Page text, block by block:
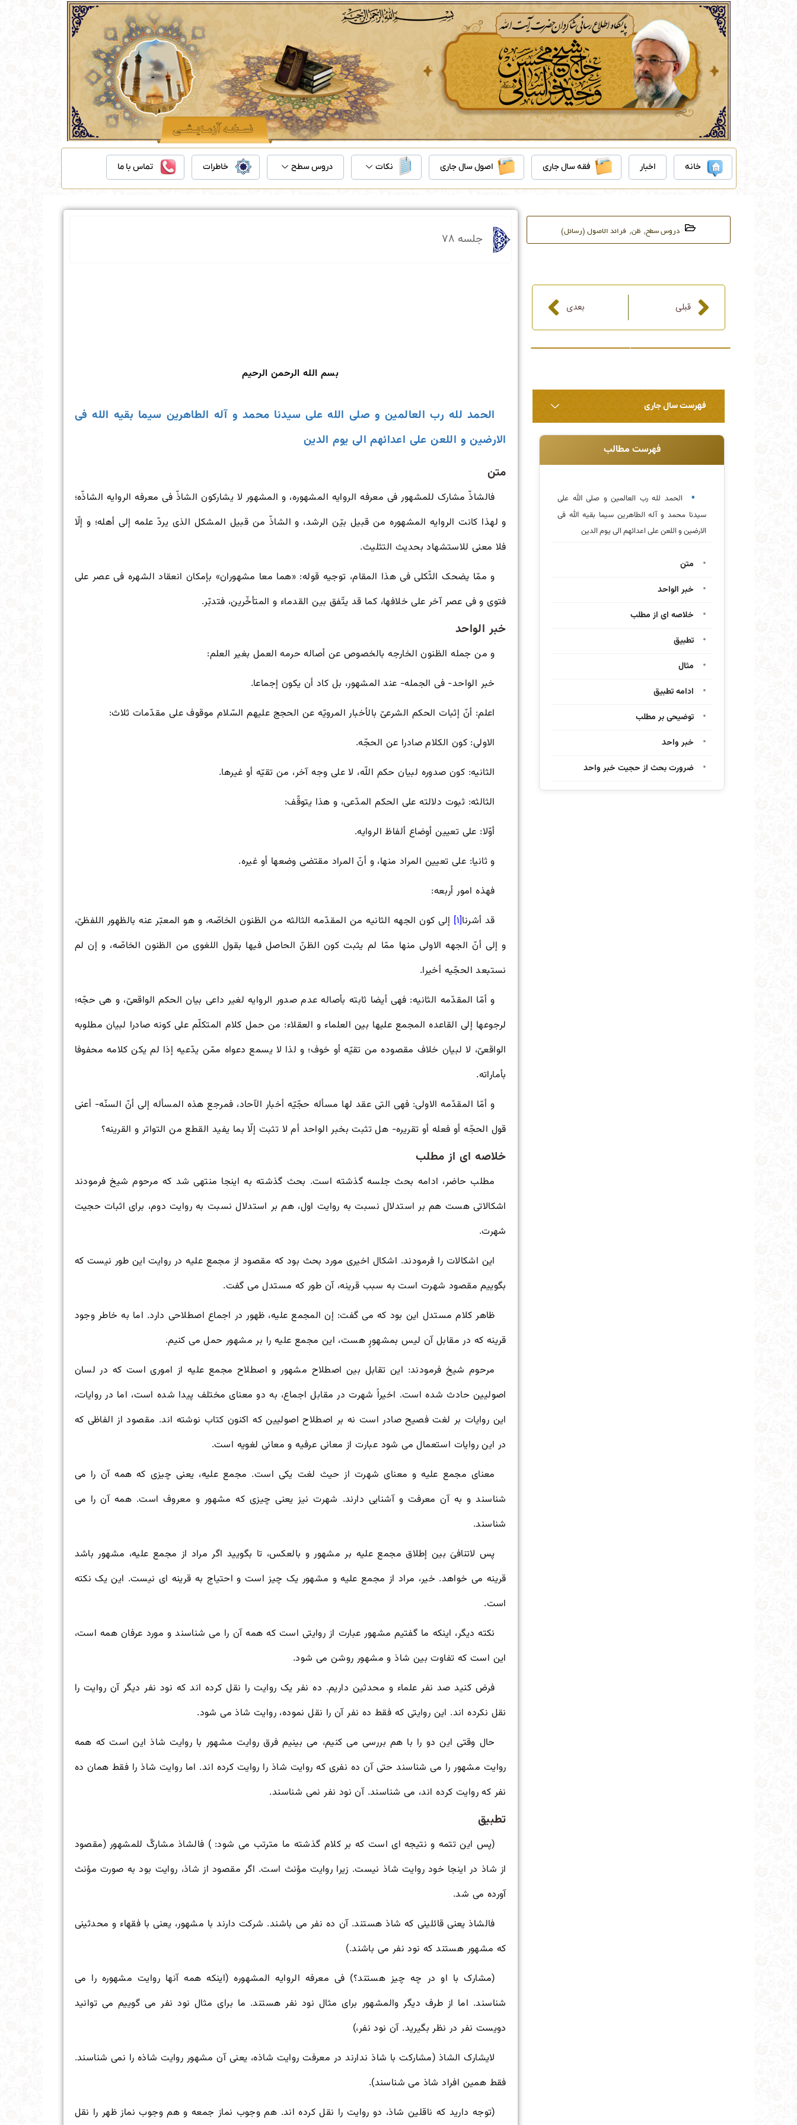
خانه اخبار فقه سال جاری اصول سال جاری نکات دروس سطح خاطرات تماس با ما
دروس سطح, ظن, فرائد الاصول (رسائل)
قبلی
قبلی بعدی
بعدی
فهرست سال جاری
فهرست مطالب
الحمد لله رب العالمین و صلی الله علی
سیدنا محمد و آله الطاهرین سیما بقیه الله فی
الارضین و اللعن علی اعدائهم الی یوم الدین
متن
خبر الواحد
خلاصه ای از مطلب
تطبیق
مثال
ادامه تطبیق
توضیحی بر مطلب
خبر واحد
ضرورت بحث از حجیت خبر واحد
سه جهت برای استنباط حکم شرعی از
جلسه ۷۸
بسم الله الرحمن الرحیم
الحمد لله رب العالمین و صلی الله علی سیدنا محمد و آله الطاهرین سیما بقیه الله فی
الارضین و اللعن علی اعدائهم الی یوم الدین
متن
فالشاذّ مشارک للمشهور فی معرفه الروایه المشهوره، و المشهور لا یشارکون‌ الشاذّ فی معرفه الروایه الشاذّه؛
و لهذا کانت الروایه المشهوره من قبیل بیّن الرشد، و الشاذّ من قبیل المشکل الذی یردّ علمه إلى أهله؛ و إلّا
فلا معنى للاستشهاد بحدیث التثلیث.
و ممّا یضحک الثّکلى فی هذا المقام، توجیه قوله: «هما معا مشهوران» بإمکان انعقاد الشهره فی عصر على
فتوى و فی عصر آخر على خلافها، کما قد یتّفق بین القدماء و المتأخّرین، فتدبّر.
خبر الواحد
و من جمله الظنون الخارجه بالخصوص عن أصاله حرمه العمل بغیر العلم:
خبر الواحد- فی الجمله- عند المشهور، بل کاد أن یکون إجماعا.
اعلم: أنّ إثبات الحکم الشرعیّ بالأخبار المرویّه عن الحجج علیهم السّلام‌ موقوف على مقدّمات ثلاث:
الاولى: کون الکلام صادرا عن الحجّه.
الثانیه: کون صدوره لبیان حکم اللّه، لا على وجه آخر، من تقیّه أو غیرها.
الثالثه: ثبوت دلالته‌ على الحکم المدّعى، و هذا یتوقّف:
أوّلا: على تعیین أوضاع ألفاظ الروایه.
و ثانیا: على تعیین المراد منها، و أنّ المراد مقتضى وضعها أو غیره.
فهذه امور أربعه:
قد أشرنا[۱] إلى کون الجهه الثانیه من المقدّمه الثالثه من الظنون الخاصّه، و هو المعبّر عنه بالظهور اللفظیّ،
و إلى أنّ الجهه الاولى منها ممّا لم یثبت کون الظنّ الحاصل فیها بقول اللغوی من الظنون الخاصّه، و إن لم
نستبعد الحجّیه أخیرا.
و أمّا المقدّمه الثانیه: فهی أیضا ثابته بأصاله عدم صدور الروایه لغیر داعی بیان الحکم الواقعیّ، و هی حجّه؛
لرجوعها إلى القاعده المجمع علیها بین العلماء و العقلاء: من حمل کلام المتکلّم على کونه صادرا لبیان مطلوبه
الواقعیّ، لا لبیان خلاف مقصوده من تقیّه أو خوف؛ و لذا لا یسمع دعواه ممّن یدّعیه إذا لم یکن کلامه محفوفا
بأماراته.
و أمّا المقدّمه الاولى: فهی التی عقد لها مسأله حجّیّه أخبار الآحاد، فمرجع هذه المسأله إلى أنّ السنّه- أعنی
قول الحجّه أو فعله أو تقریره- هل تثبت بخبر الواحد أم لا تثبت إلّا بما یفید القطع من التواتر و القرینه؟
خلاصه ای از مطلب
مطلب حاضر، ادامه بحث جلسه گذشته است. بحث گذشته به اینجا منتهی شد که مرحوم شیخ فرمودند
اشکالاتی هست هم بر استدلال نسبت به روایت اول، هم بر استدلال نسبت به روایت دوم، برای اثبات حجیت
شهرت.
این اشکالات را فرمودند. اشکال اخیری مورد بحث بود که مقصود از مجمع علیه در روایت این طور نیست که
بگوییم مقصود شهرت است به سبب قرینه، آن طور که مستدل می گفت.
ظاهر کلام مستدل این بود که می گفت: إن المجمع علیه، ظهور در اجماع اصطلاحی دارد. اما به خاطر وجود
قرینه که در مقابل آن لیس بمشهورٍ هست، این مجمع علیه را بر مشهور حمل می کنیم.
مرحوم شیخ فرمودند: این تقابل بین اصطلاح مشهور و اصطلاح مجمع علیه از اموری است که در لسان
اصولیین حادث شده است. اخیراً شهرت در مقابل اجماع، به دو معنای مختلف پیدا شده است، اما در روایات،
این روایات بر لغت فصیح صادر است نه بر اصطلاح اصولیین که اکنون کتاب نوشته اند. مقصود از الفاظی که
در این روایات استعمال می شود عبارت از معانی عرفیه و معانی لغویه است.
معنای مجمع علیه و معنای شهرت از حیث لغت یکی است. مجمع علیه، یعنی چیزی که همه آن را می
شناسند و به آن معرفت و آشنایی دارند. شهرت نیز یعنی چیزی که مشهور و معروف است. همه آن را می
شناسند.
پس لاتنافیَ بین إطلاق مجمع علیه بر مشهور و بالعکس، تا بگویید اگر مراد از مجمع علیه، مشهور باشد
قرینه می خواهد. خیر، مراد از مجمع علیه و مشهور یک چیز است و احتیاج به قرینه ای نیست. این یک نکته
است.
نکته دیگر، اینکه ما گفتیم مشهور عبارت از روایتی است که همه آن را می شناسند و مورد عرفان همه است،
این است که تفاوت بین شاذ و مشهور روشن می شود.
فرض کنید صد نفر علماء و محدثین داریم. ده نفر یک روایت را نقل کرده اند که نود نفر دیگر آن روایت را
نقل نکرده اند. این روایتی که فقط ده نفر آن را نقل نموده، روایت شاذ می شود.
حال وقتی این دو را با هم بررسی می کنیم، می بینیم فرق روایت مشهور با روایت شاذ این است که همه
روایت مشهور را می شناسند حتی آن ده نفری که روایت شاذ را روایت کرده اند. اما روایت شاذ را فقط همان ده
نفر که روایت کرده اند، می شناسند. آن نود نفر نمی شناسند.
تطبیق
(پس این تتمه و نتیجه ای است که بر کلام گذشته ما مترتب می شود: ) فالشاذ مشارکٌ للمشهور (مقصود
از شاذ در اینجا خود روایت شاذ نیست. زیرا روایت مؤنث است. اگر مقصود از شاذ، روایت بود به صورت مؤنث
آورده می شد.
فالشاذ یعنی قائلینی که شاذ هستند. آن ده نفر می باشند. شرکت دارند با مشهور، یعنی با فقهاء و محدثینی
که مشهور هستند که نود نفر می باشند.)
(مشارک با او در چه چیز هستند؟) فی معرفه الروایه المشهوره (اینکه همه آنها روایت مشهوره را می
شناسند. اما از طرف دیگر والمشهور برای مثال نود نفر هستند. ما برای مثال نود نفر می گوییم می توانید
دویست نفر در نظر بگیرید. آن نود نفر،)
لایشارک الشاذ (مشارکت با شاذ ندارند در معرفت روایت شاذه، یعنی آن مشهور روایت شاذه را نمی شناسند.
فقط همین افراد شاذ می شناسند).
(توجه دارید که ناقلین شاذ، دو روایت را نقل کرده اند. هم وجوب نماز جمعه و هم وجوب نماز ظهر را نقل